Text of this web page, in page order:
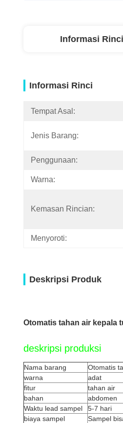
Informasi Rinci
Informasi Rinci
Tempat Asal:
Jenis Barang:
Penggunaan:
Warna:
Kemasan Rincian:
Menyoroti:
Deskripsi Produk
Otomatis tahan air kepala
deskripsi produksi
Nama barang
Otomatis
warna
adat
fitur
tahan air
bahan
abdomen
Waktu lead sampel
5-7 hari
biaya sampel
Sampel